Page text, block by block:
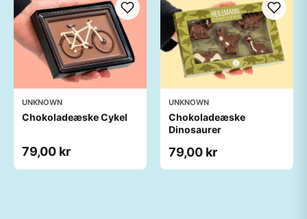
UNKNOWN
Chokoladeæske Cykel
79,00 kr
UNKNOWN
Chokoladeæske
Dinosaurer
79,00 kr